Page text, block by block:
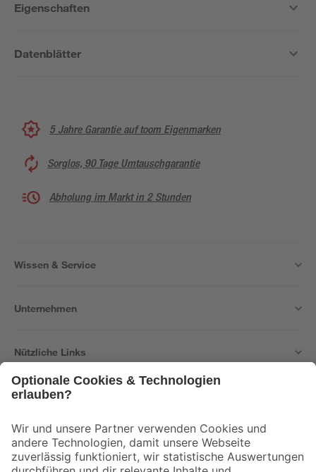
Eigenschaften
Datenblätter
5 Jahre Garantie auf toom Eigenmarken
Sorglos, 90 Tage Umtauschgarantie
Abholung im Markt in 2 Stunden
Wissen & Service
Unternehmen
Nützliche Links
Der toom Newsletter: Keine Angebote und Aktionen mehr verpassen!
Zur Newsletter Anmeldung